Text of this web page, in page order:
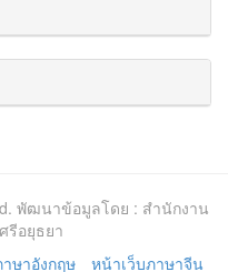
พัฒนาข้อมูลโดย : สำนักงาน
รีอยุธยา
ษาอังกฤษ หน้าเว็บภาษาจีน